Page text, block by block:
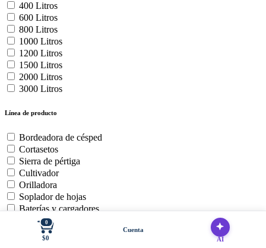
400 Litros
600 Litros
800 Litros
1000 Litros
1200 Litros
1500 Litros
2000 Litros
3000 Litros
Línea de producto
Bordeadora de césped
Cortasetos
Sierra de pértiga
Cultivador
Orilladora
Soplador de hojas
Baterías y cargadores
Cortadora de Cesped Zero
Motosierra
0
$0
Cuenta
AI